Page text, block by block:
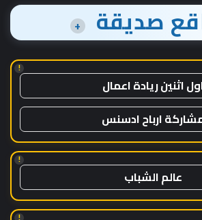
صديقة +
!
اثنين ريادة اعمال
ارباح ادسنس
!
عالم الشباب